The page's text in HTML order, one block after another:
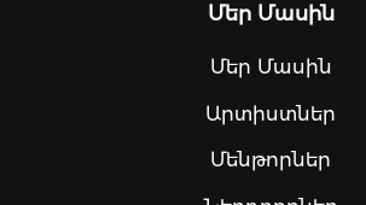
Մեր Մասին
Մեր Մասին
Արտիստներ
Մենթորներ